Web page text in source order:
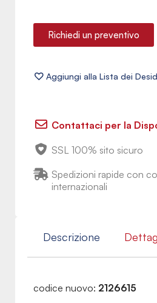
Richiedi un preventivo
Contattaci per la
SSL 100% sito sicuro
Spedizioni rapide con
internazionali
Descrizione
codice nuovo: 2126615